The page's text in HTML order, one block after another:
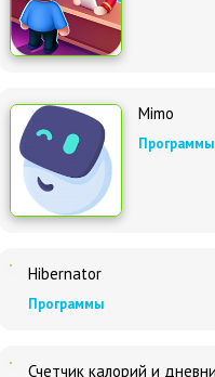
Mimo
Программы
Hibernator
Программы
Счетчик калорий и